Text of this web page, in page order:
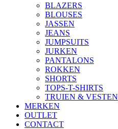
BLAZERS
BLOUSES
JASSEN
JEANS
JUMPSUITS
JURKEN
PANTALONS
ROKKEN
SHORTS
TOPS-T-SHIRTS
TRUIEN & VESTEN
MERKEN
OUTLET
CONTACT